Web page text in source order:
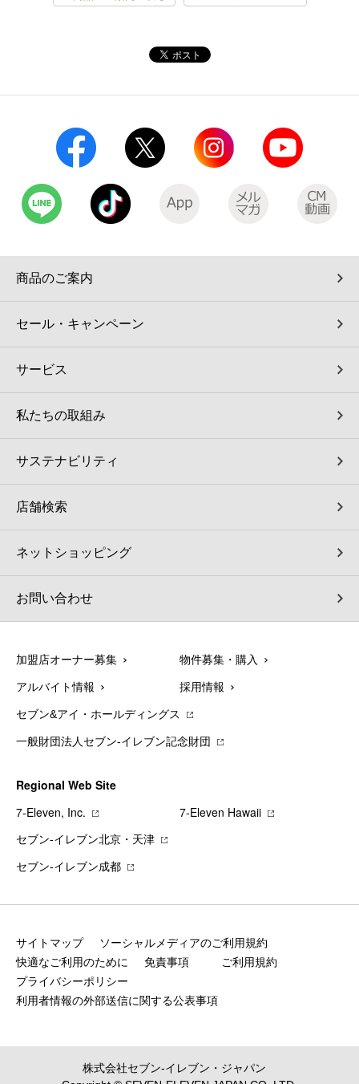
モバイルバッテリーシェアリング（店舗限定）
モバイルWi-Fiバッテリーシェアリング（店舗限定）
商品のご案内
セール・キャンペーン
サービス
私たちの取組み
サステナビリティ
店舗検索
ネットショッピング
お問い合わせ
加盟店オーナー募集 物件募集・購入
アルバイト情報 採用情報
セブン&アイ・ホールディングス
一般財団法人セブン-イレブン記念財団
Regional Web Site
7‐Eleven, Inc.
7‐Eleven Hawaii
セブン‐イレブン北京・天津
セブン‐イレブン成都
サイトマップ
ソーシャルメディアのご利用規約
快適なご利用のために
免責事項
ご利用規約
プライバシーポリシー
利用者情報の外部送信に関する公表事項
株式会社セブン‐イレブン・ジャパン